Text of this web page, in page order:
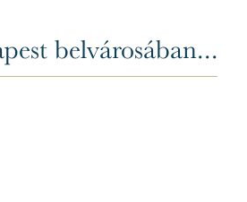
belvárosában...